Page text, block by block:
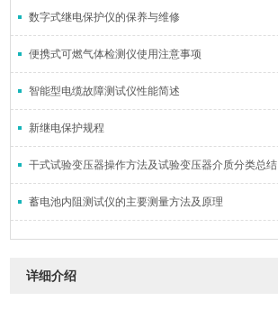
数字式继电保护仪的保养与维修
便携式可燃气体检测仪使用注意事项
智能型电缆故障测试仪性能简述
新继电保护规程
干式试验变压器操作方法及试验变压器介质分类总结
蓄电池内阻测试仪的主要测量方法及原理
详细介绍